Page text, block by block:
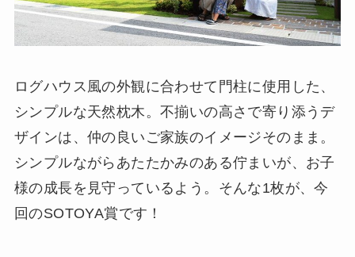
ログハウス風の外観に合わせて門柱に使用した、
シンプルな天然枕木。不揃いの高さで寄り添うデ
ザインは、仲の良いご家族のイメージそのまま。
シンプルながらあたたかみのある佇まいが、お子
様の成長を見守っているよう。そんな1枚が、今
回のSOTOYA賞です！